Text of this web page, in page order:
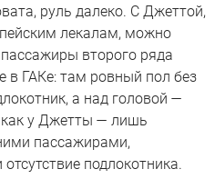
руль далеко. С Джеттой,
лекалам, можно
второго ряда
в ГАКе: там ровный пол без
а над головой —
у Джетты — лишь
пассажирами,
подлокотника.